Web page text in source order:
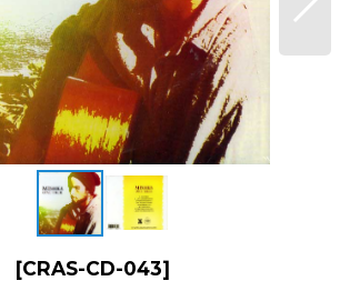
[CRAS-CD-043]